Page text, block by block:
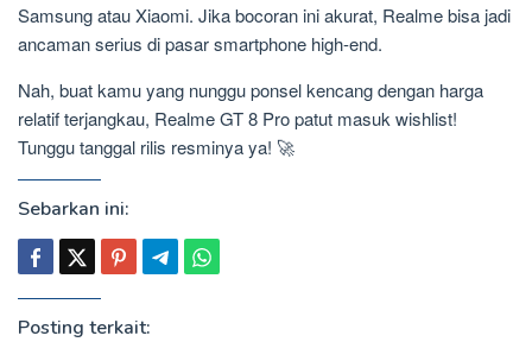
Samsung atau Xiaomi. Jika bocoran ini akurat, Realme bisa jadi
ancaman serius di pasar smartphone high-end.
Nah, buat kamu yang nunggu ponsel kencang dengan harga
relatif terjangkau, Realme GT 8 Pro patut masuk wishlist!
Tunggu tanggal rilis resminya ya! 🚀
Sebarkan ini:
Posting terkait: